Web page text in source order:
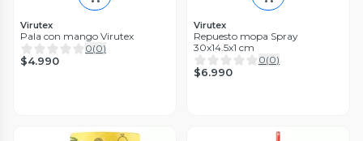
Virutex
Pala con mango Virutex
0(0)
$4.990
Virutex
Repuesto mopa Spray
30x14.5x1 cm
0(0)
$6.990